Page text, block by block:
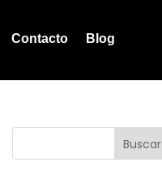
Contacto Blog
Buscar